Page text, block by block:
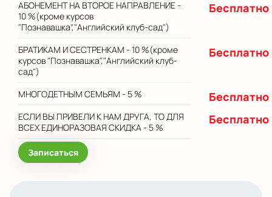
АБОНЕМЕНТ НА ВТОРОЕ НАПРАВЛЕНИЕ -
10 %(кроме курсов
"Познавашка","Английский клуб-сад")
Бесплатно
БРАТИКАМ И СЕСТРЕНКАМ - 10 %(кроме
курсов "Познавашка","Английский клуб-
сад")
Бесплатно
МНОГОДЕТНЫМ СЕМЬЯМ - 5 % Бесплатно
ЕСЛИ ВЫ ПРИВЕЛИ К НАМ ДРУГА, ТО ДЛЯ
ВСЕХ ЕДИНОРАЗОВАЯ СКИДКА - 5 %
Бесплатно
Записаться